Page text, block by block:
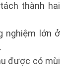
thành hai
nghiệm lớn ở
được có mùi